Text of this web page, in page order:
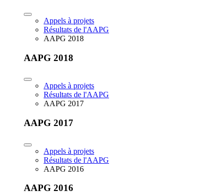
Appels à projets
Résultats de l'AAPG
AAPG 2018
AAPG 2018
Appels à projets
Résultats de l'AAPG
AAPG 2017
AAPG 2017
Appels à projets
Résultats de l'AAPG
AAPG 2016
AAPG 2016